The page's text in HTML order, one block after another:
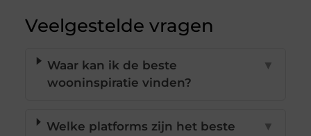
Veelgestelde vragen
Waar kan ik de beste
wooninspiratie vinden?
▼
Welke platforms zijn het beste
▼